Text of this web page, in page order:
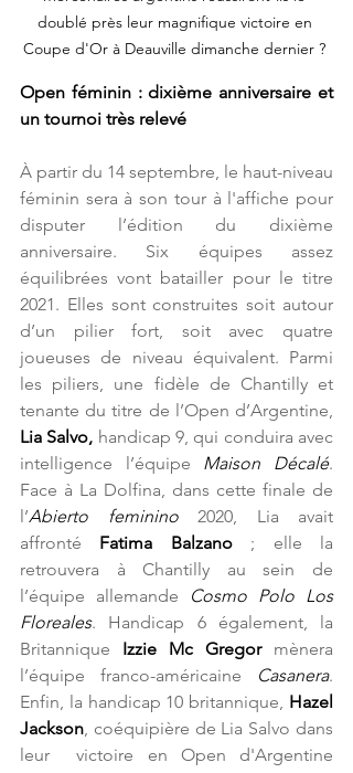
doublé près leur magnifique victoire en
Coupe d'Or à Deauville dimanche dernier ?
Open féminin : dixième anniversaire et
un tournoi très relevé
À partir du 14 septembre, le haut-niveau
féminin sera à son tour à l'affiche pour
disputer l’édition du dixième
anniversaire. Six équipes assez
équilibrées vont batailler pour le titre
2021. Elles sont construites soit autour
d’un pilier fort, soit avec quatre
joueuses de niveau équivalent. Parmi
les piliers, une fidèle de Chantilly et
Lia Salvo, handicap 9, qui conduira avec
intelligence l’équipe Maison Décalé.
Face à La Dolfina, dans cette finale de
l’Abierto feminino 2020, Lia avait
affronté Fatima Balzano ; elle la
retrouvera à Chantilly au sein de
l’équipe allemande
Cosmo Polo Los
Floreales. Handicap 6 également, la
Britannique Izzie Mc Gregor mènera
l’équipe franco-américaine
Casanera.
Enfin, la handicap 10 britannique​, Hazel
Jackson, coéquipière de Lia Salvo dans
leur  victoire en Open d'Argentine